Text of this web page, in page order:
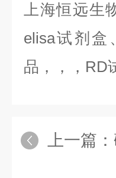
上海恒远生
elisa试剂
品，，，RD
上一篇：